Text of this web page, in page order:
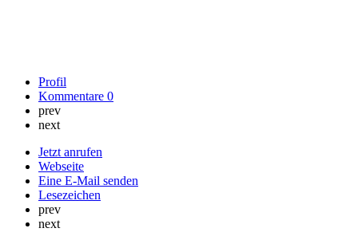
Profil
Kommentare 0
prev
next
Jetzt anrufen
Webseite
Eine E-Mail senden
Lesezeichen
prev
next